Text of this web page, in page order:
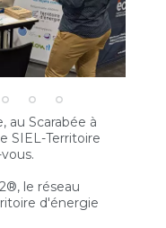
au Scarabée à
SIEL-Territoire
le réseau
d'énergie